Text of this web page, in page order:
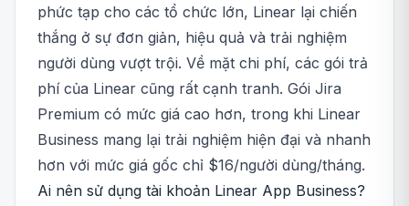
phức tạp cho các tổ chức lớn, Linear lại chiến
thắng ở sự đơn giản, hiệu quả và trải nghiệm
người dùng vượt trội. Về mặt chi phí, các gói trả
phí của Linear cũng rất cạnh tranh. Gói Jira
Premium có mức giá cao hơn, trong khi Linear
Business mang lại trải nghiệm hiện đại và nhanh
hơn với mức giá gốc chỉ $16/người dùng/tháng.
Ai nên sử dụng tài khoản Linear App Business?